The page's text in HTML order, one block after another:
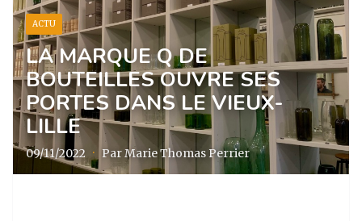
ACTU
LA MARQUE Q DE
BOUTEILLES OUVRE SES
PORTES DANS LE VIEUX-
LILLE
09/11/2022 · Par Marie Thomas Perrier